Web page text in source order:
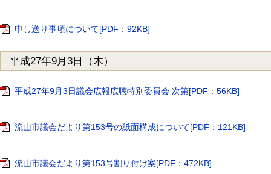
申し送り事項について[PDF：92KB]
平成27年9月3日（木）
平成27年9月3日議会広報広聴特別委員会 次第[PDF：56KB]
流山市議会だより第153号の紙面構成について[PDF：121KB]
流山市議会だより第153号割り付け案[PDF：472KB]